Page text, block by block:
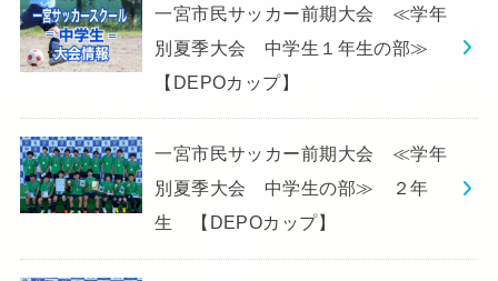
一宮市民サッカー前期大会 ≪学年
別夏季大会 中学生１年生の部≫
【DEPOカップ】
一宮市民サッカー前期大会 ≪学年
別夏季大会 中学生の部≫ ２年
生 【DEPOカップ】